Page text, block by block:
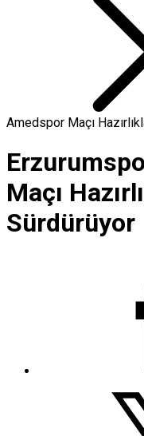
Amedspor Maçı
Maçı
Sürdürüyor